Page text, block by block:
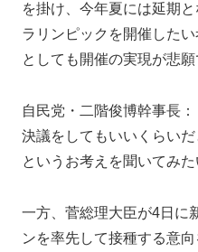
を掛け、今年夏には延期
ラリンピックを開催した
としても開催の実現が悲
自民党・二階俊博幹事長
決議をしてもいいくらい
というお考えを聞いてみた
一方、菅総理大臣が4日に
ンを率先して接種する意